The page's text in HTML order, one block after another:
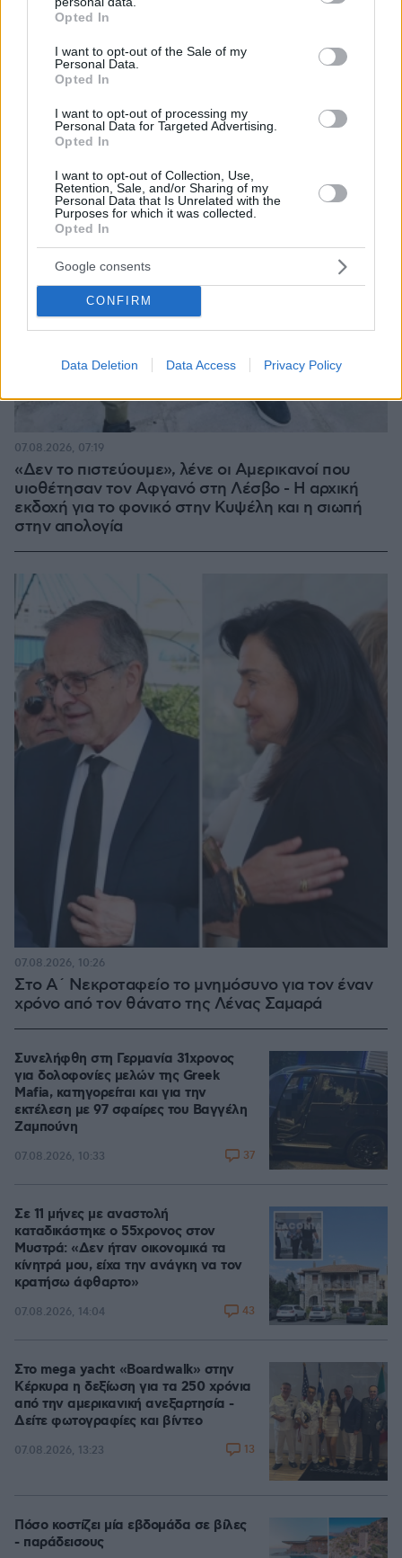
grant or deny consent to Google and its third-party tags to
use your data for below specified purposes in below Google
consent section.
Opted In
I want to opt-out of the Sale of my
Personal Data.
Opted In
I want to opt-out of processing my
Personal Data for Targeted Advertising.
Opted In
I want to opt-out of Collection, Use,
Retention, Sale, and/or Sharing of my
Personal Data that Is Unrelated with the
Purposes for which it was collected.
Opted In
Google consents
CONFIRM
Data Deletion Data Access Privacy Policy
δουλειά
«Δεν το πιστεύουμε», λένε οι Αμερικανοί που
υιοθέτησαν τον Αφγανό στη Λέσβο - Η αρχική
εκδοχή για το φονικό στην Κυψέλη και η σιωπή
στην απολογία
07.08.2026, 07:19
Στο Α΄ Νεκροταφείο το μνημόσυνο για τον έναν
χρόνο από τον θάνατο της Λένας Σαμαρά
07.08.2026, 10:26
Συνελήφθη στη Γερμανία 31χρονος
για δολοφονίες μελών της Greek
Mafia, κατηγορείται και για την
εκτέλεση με 97 σφαίρες του Βαγγέλη
Ζαμπούνη
07.08.2026, 10:33 37
Σε 11 μήνες με αναστολή
καταδικάστηκε ο 55χρονος στον
Μυστρά: «Δεν ήταν οικονομικά τα
κίνητρά μου, είχα την ανάγκη να τον
κρατήσω άφθαρτο»
07.08.2026, 14:04 43
Στο mega yacht «Boardwalk» στην
Κέρκυρα η δεξίωση για τα 250 χρόνια
από την αμερικανική ανεξαρτησία -
Δείτε φωτογραφίες και βίντεο
07.08.2026, 13:23 13
Πόσο κοστίζει μία εβδομάδα σε βίλες
- παράδεισους